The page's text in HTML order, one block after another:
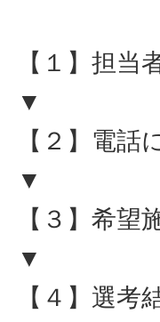
【１】担当
▼
【２】電
▼
【３】希望
▼
【４】選考